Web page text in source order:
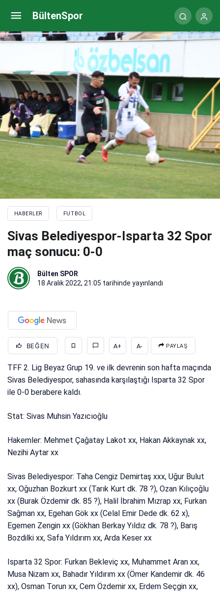
BültenSpor
HABERLER FUTBOL
Sivas Belediyespor-Isparta 32 Spor
maç sonucu: 0-0
Bülten SPOR
18 Aralık 2022, 21:05 tarihinde yayınlandı
BEĞEN A+ A- PAYLAŞ
TFF 2. Lig Beyaz Grup 19. ve ilk devrenin son hafta maçında
Sivas Belediyespor, sahasında karşılaştığı Isparta 32 Spor
ile 0-0 berabere kaldı.
Stat: Sivas Muhsin Yazıcıoğlu
Hakemler: Mehmet Çağatay Lakot xx, Hakan Akkaynak xx,
Nezihi Aytar xx
Sivas Belediyespor: Taha Cengiz Demirtaş xxx, Uğur Bulut
xx, Oğuzhan Bozkurt xx (Tarık Kurt dk. 78 ?), Ozan Kılıçoğlu
xx (Burak Özdemir dk. 85 ?), Halil İbrahim Mızrap xx, Furkan
Sağman xx, Egehan Gök xx (Celal Emir Dede dk. 62 x),
Egemen Zengin xx (Gökhan Berkay Yıldız dk. 78 ?), Barış
Bozdilki xx, Safa Yıldırım xx, Arda Keser xx
Isparta 32 Spor: Furkan Bekleviç xx, Muhammet Aran xx,
Musa Nizam xx, Bahadır Yıldırım xx (Ömer Kandemir dk. 46
xx), Osman Torun xx, Cem Özdemir xx, Erdem Seçgin xx,
Kırklarelispor-1461 Trabzon maç sonucu: 1-2